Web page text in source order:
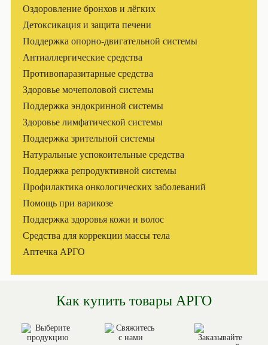
Оздоровление бронхов и лёгких
Детоксикация и защита печени
Поддержка опорно-двигательной системы
Антиаллергические средства
Противопаразитарные средства
Здоровье мочеполовой системы
Поддержка эндокринной системы
Здоровье лимфатической системы
Поддержка зрительной системы
Натуральные успокоительные средства
Поддержка репродуктивной системы
Профилактика онкологических заболеваний
Помощь при варикозе
Поддержка здоровья кожи и волос
Средства для коррекции массы тела
Аптечка АРГО
Как купить товары АРГО